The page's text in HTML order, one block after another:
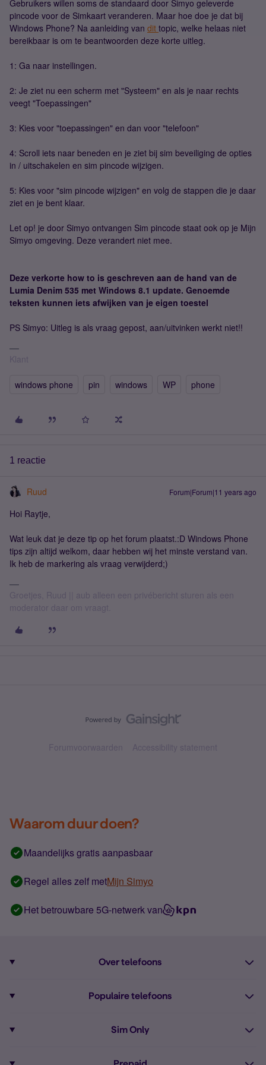
Gebruikers willen soms de standaard door Simyo geleverde
pincode voor de Simkaart veranderen. Maar hoe doe je dat bij
Windows Phone? Na aanleiding van dit topic, welke helaas niet
bereikbaar is om te beantwoorden deze korte uitleg.
1: Ga naar instellingen.
2: Je ziet nu een scherm met "Systeem" en als je naar rechts
veegt "Toepassingen"
3: Kies voor "toepassingen" en dan voor "telefoon"
4: Scroll iets naar beneden en je ziet bij sim beveiliging de opties
in / uitschakelen en sim pincode wijzigen.
5: Kies voor "sim pincode wijzigen" en volg de stappen die je daar
ziet en je bent klaar.
Let op! je door Simyo ontvangen Sim pincode staat ook op je Mijn
Simyo omgeving. Deze verandert niet mee.
Deze verkorte how to is geschreven aan de hand van de
Lumia Denim 535 met Windows 8.1 update. Genoemde
teksten kunnen iets afwijken van je eigen toestel
PS Simyo: Uitleg is als vraag gepost, aan/uitvinken werkt niet!!
Klant
windows phone pin windows WP phone
1 reactie
Ruud Forum|Forum|11 years ago
Hoi Raytje,
Wat leuk dat je deze tip op het forum plaatst.:D Windows Phone
tips zijn altijd welkom, daar hebben wij het minste verstand van.
Ik heb de markering als vraag verwijderd;)
Groetjes, Ruud || aub alleen een privébericht sturen als een
moderator daar om vraagt.
Forumvoorwaarden Accessibility statement
Waarom duur doen?
Maandelijks gratis aanpasbaar
Regel alles zelf metMijn Simyo
Het betrouwbare 5G-netwerk van
Over telefoons
Alle telefoons
Populaire telefoons
Sim Only